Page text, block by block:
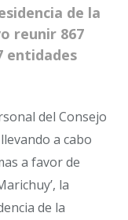
de la
reunir 867
entidades
del Consejo
a cabo
a favor de
la
de la